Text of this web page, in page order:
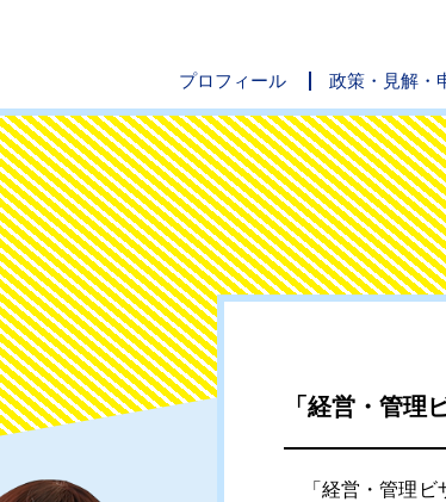
プロフィール 政策・見解・
「経営・管理
「経営・管理ビ